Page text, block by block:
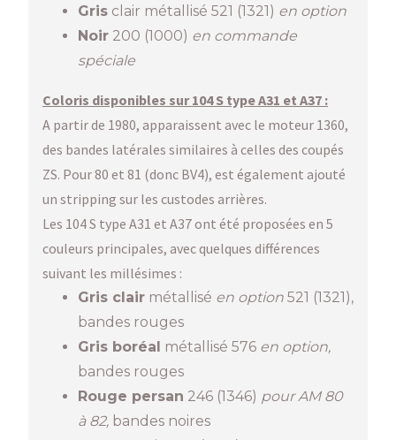
Gris clair métallisé 521 (1321) en option
Noir 200 (1000) en commande
spéciale
Coloris disponibles sur 104 S type A31 et A37 :
A partir de 1980, apparaissent avec le moteur 1360,
des bandes latérales similaires à celles des coupés
ZS. Pour 80 et 81 (donc BV4), est également ajouté
un stripping sur les custodes arrières.
Les 104 S type A31 et A37 ont été proposées en 5
couleurs principales, avec quelques différences
suivant les millésimes :
Gris clair métallisé en option 521 (1321),
bandes rouges
Gris boréal métallisé 576 en option,
bandes rouges
Rouge persan 246 (1346) pour AM 80
à 82, bandes noires